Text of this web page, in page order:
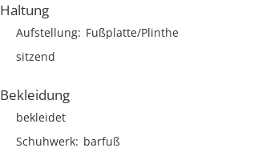
Haltung
Aufstellung Fußplatte/Plinthe
sitzend
Bekleidung
bekleidet
Schuhwerk barfuß